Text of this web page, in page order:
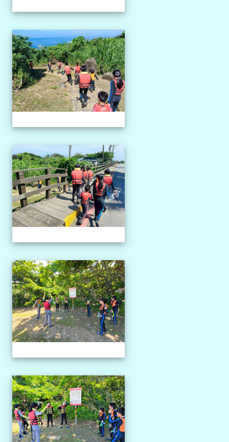
1150527獨木舟課程
1150527獨木舟課程
1150527獨木舟課程
1150527獨木舟課程